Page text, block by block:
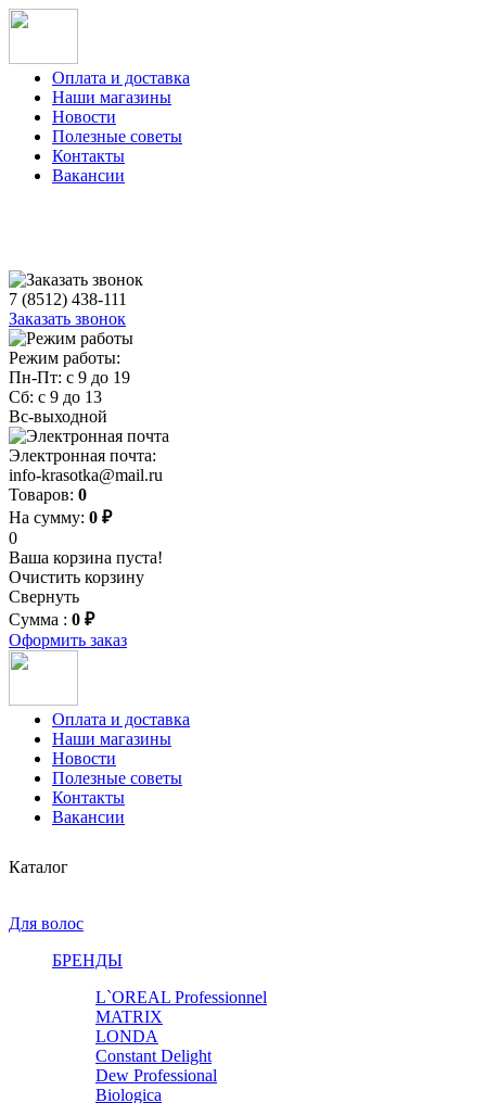
Оплата и доставка
Наши магазины
Новости
Полезные советы
Контакты
Вакансии
7 (8512) 438-111
Заказать звонок
Режим работы:
Пн-Пт: с 9 до 19
Сб: с 9 до 13
Вс-выходной
Электронная почта:
info-krasotka@mail.ru
Товаров: 0
На сумму: 0 ₽
0
Ваша корзина пуста!
Очистить корзину
Свернуть
Сумма : 0 ₽
Оформить заказ
Оплата и доставка
Наши магазины
Новости
Полезные советы
Контакты
Вакансии
Каталог
Для волос
БРЕНДЫ
L`OREAL Professionnel
MATRIX
LONDA
Constant Delight
Dew Professional
Biologica